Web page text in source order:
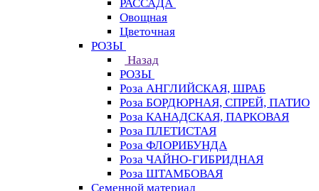
РАССАДА
Овощная
Цветочная
РОЗЫ
Назад
РОЗЫ
Роза АНГЛИЙСКАЯ, ШРАБ
Роза БОРДЮРНАЯ, СПРЕЙ, ПАТИО
Роза КАНАДСКАЯ, ПАРКОВАЯ
Роза ПЛЕТИСТАЯ
Роза ФЛОРИБУНДА
Роза ЧАЙНО-ГИБРИДНАЯ
Роза ШТАМБОВАЯ
Семенной материал